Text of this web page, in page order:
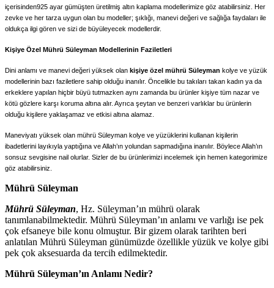
içerisinden925 ayar gümüşten üretilmiş altın kaplama modellerimize göz atabilirsiniz. Her
zevke ve her tarza uygun olan bu modeller; şıklığı, manevi değeri ve sağlığa faydaları ile
oldukça ilgi gören ve sizi de büyüleyecek modellerdir.
Kişiye Özel Mührü Süleyman Modellerinin Faziletleri
Dini anlamı ve manevi değeri yüksek olan kişiye özel mührü Süleyman kolye ve yüzük
modellerinin bazı faziletlere sahip olduğu inanılır. Öncelikle bu takıları takan kadın ya da
erkeklere yapılan hiçbir büyü tutmazken aynı zamanda bu ürünler kişiye tüm nazar ve
kötü gözlere karşı koruma altına alır. Ayrıca şeytan ve benzeri varlıklar bu ürünlerin
olduğu kişilere yaklaşamaz ve etkisi altına alamaz.
Maneviyatı yüksek olan mührü Süleyman kolye ve yüzüklerini kullanan kişilerin
ibadetlerini layıkıyla yaptığına ve Allah’ın yolundan sapmadığına inanılır. Böylece Allah’ın
sonsuz sevgisine nail olurlar. Sizler de bu ürünlerimizi incelemek için hemen kategorimize
göz atabilirsiniz.
Mührü Süleyman
Mührü Süleyman, Hz. Süleyman’ın mührü olarak
tanımlanabilmektedir. Mührü Süleyman’ın anlamı ve varlığı ise pek
çok efsaneye bile konu olmuştur. Bir gizem olarak tarihten beri
anlatılan Mührü Süleyman günümüzde özellikle yüzük ve kolye gibi
pek çok aksesuarda da tercih edilmektedir.
Mührü Süleyman’ın Anlamı Nedir?